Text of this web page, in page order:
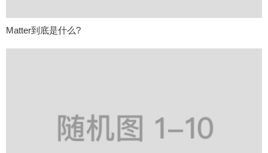
Matter到底是什么?